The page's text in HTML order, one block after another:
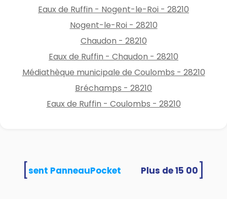
Eaux de Ruffin - Nogent-le-Roi - 28210
Nogent-le-Roi - 28210
Chaudon - 28210
Eaux de Ruffin - Chaudon - 28210
Médiathèque municipale de Coulombs - 28210
Bréchamps - 28210
Eaux de Ruffin - Coulombs - 28210
utilisent PanneauPocket